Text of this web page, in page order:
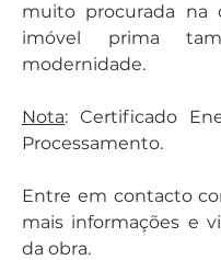
muito procurada na
imóvel prima
modernidade.
Nota: Certificado
Processamento.
Entre em contacto
mais informações e
da obra.